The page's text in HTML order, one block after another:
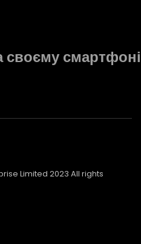
своєму смартфоні
Limited 2023 All rights